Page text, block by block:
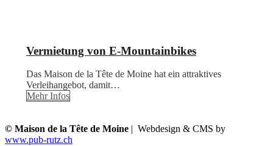
Vermietung von E-Mountainbikes
Das Maison de la Tête de Moine hat ein attraktives
Verleihangebot, damit…
Mehr Infos
© Maison de la Tête de Moine | Webdesign & CMS by
www.pub-rutz.ch